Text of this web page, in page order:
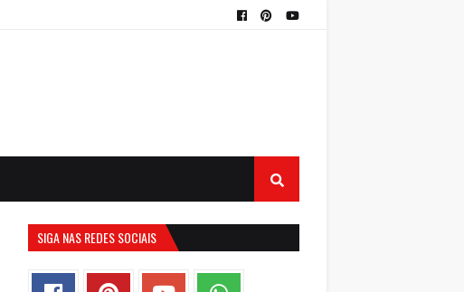
SIGA NAS REDES SOCIAIS